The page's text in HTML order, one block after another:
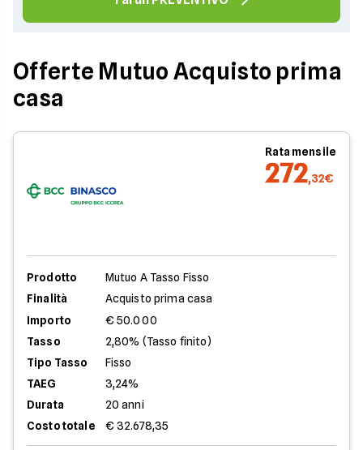
Offerte Mutuo Acquisto prima
casa
Rata mensile
272,32€
Prodotto
Mutuo A Tasso Fisso
Finalità
Acquisto prima casa
Importo
€ 50.000
Tasso
2,80% (Tasso finito)
Tipo Tasso
Fisso
TAEG
3,24%
Durata
20 anni
Costo totale
€ 32.678,35